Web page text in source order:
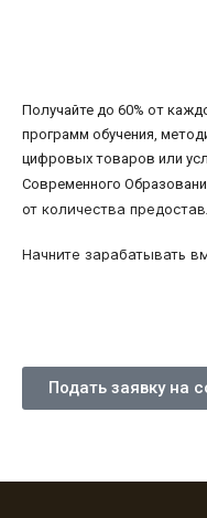
Получайте до 60% от
программ обучения,
цифровых товаров или
Современного
от количества
Начните зарабатывать
Подать заявку на